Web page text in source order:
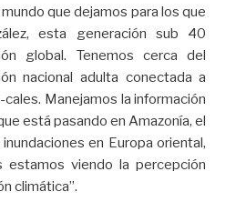
que dejamos para los que
esta generación sub 40
global. Tenemos cerca del
nacional adulta conectada a
Manejamos la información
está pasando en Amazonía, el
en Europa oriental,
estamos viendo la percepción
climática”.